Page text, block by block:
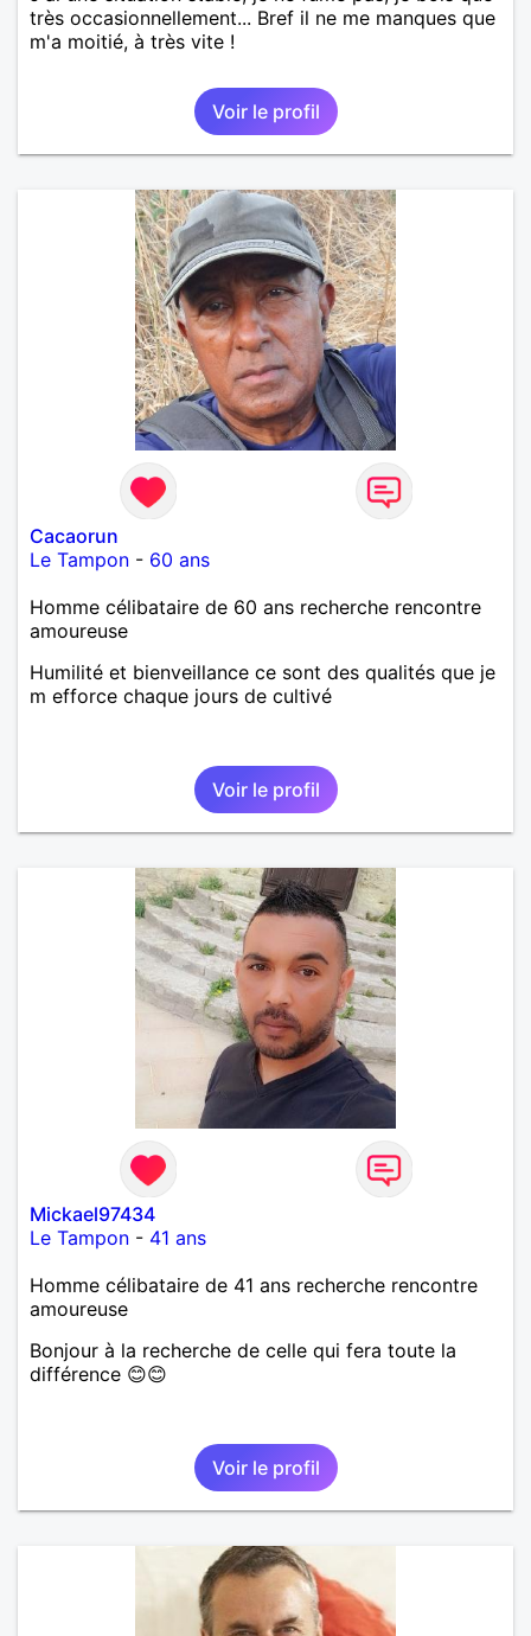
très occasionnellement... Bref il ne me manques que
m'a moitié, à très vite !
Voir le profil
Cacaorun
Le Tampon - 60 ans
Homme célibataire de 60 ans recherche rencontre
amoureuse
Humilité et bienveillance ce sont des qualités que je
m efforce chaque jours de cultivé
Voir le profil
Mickael97434
Le Tampon - 41 ans
Homme célibataire de 41 ans recherche rencontre
amoureuse
Bonjour à la recherche de celle qui fera toute la
différence 😊😊
Voir le profil